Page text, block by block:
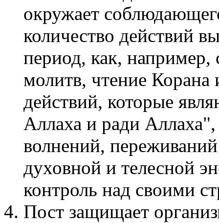
окружает
количество действий
период, как,
молитв, чтение Корана
действий, которые
Аллаха и ради Аллаха",
волнений,
духовной и телесной
контроль над своими
Пост защищает